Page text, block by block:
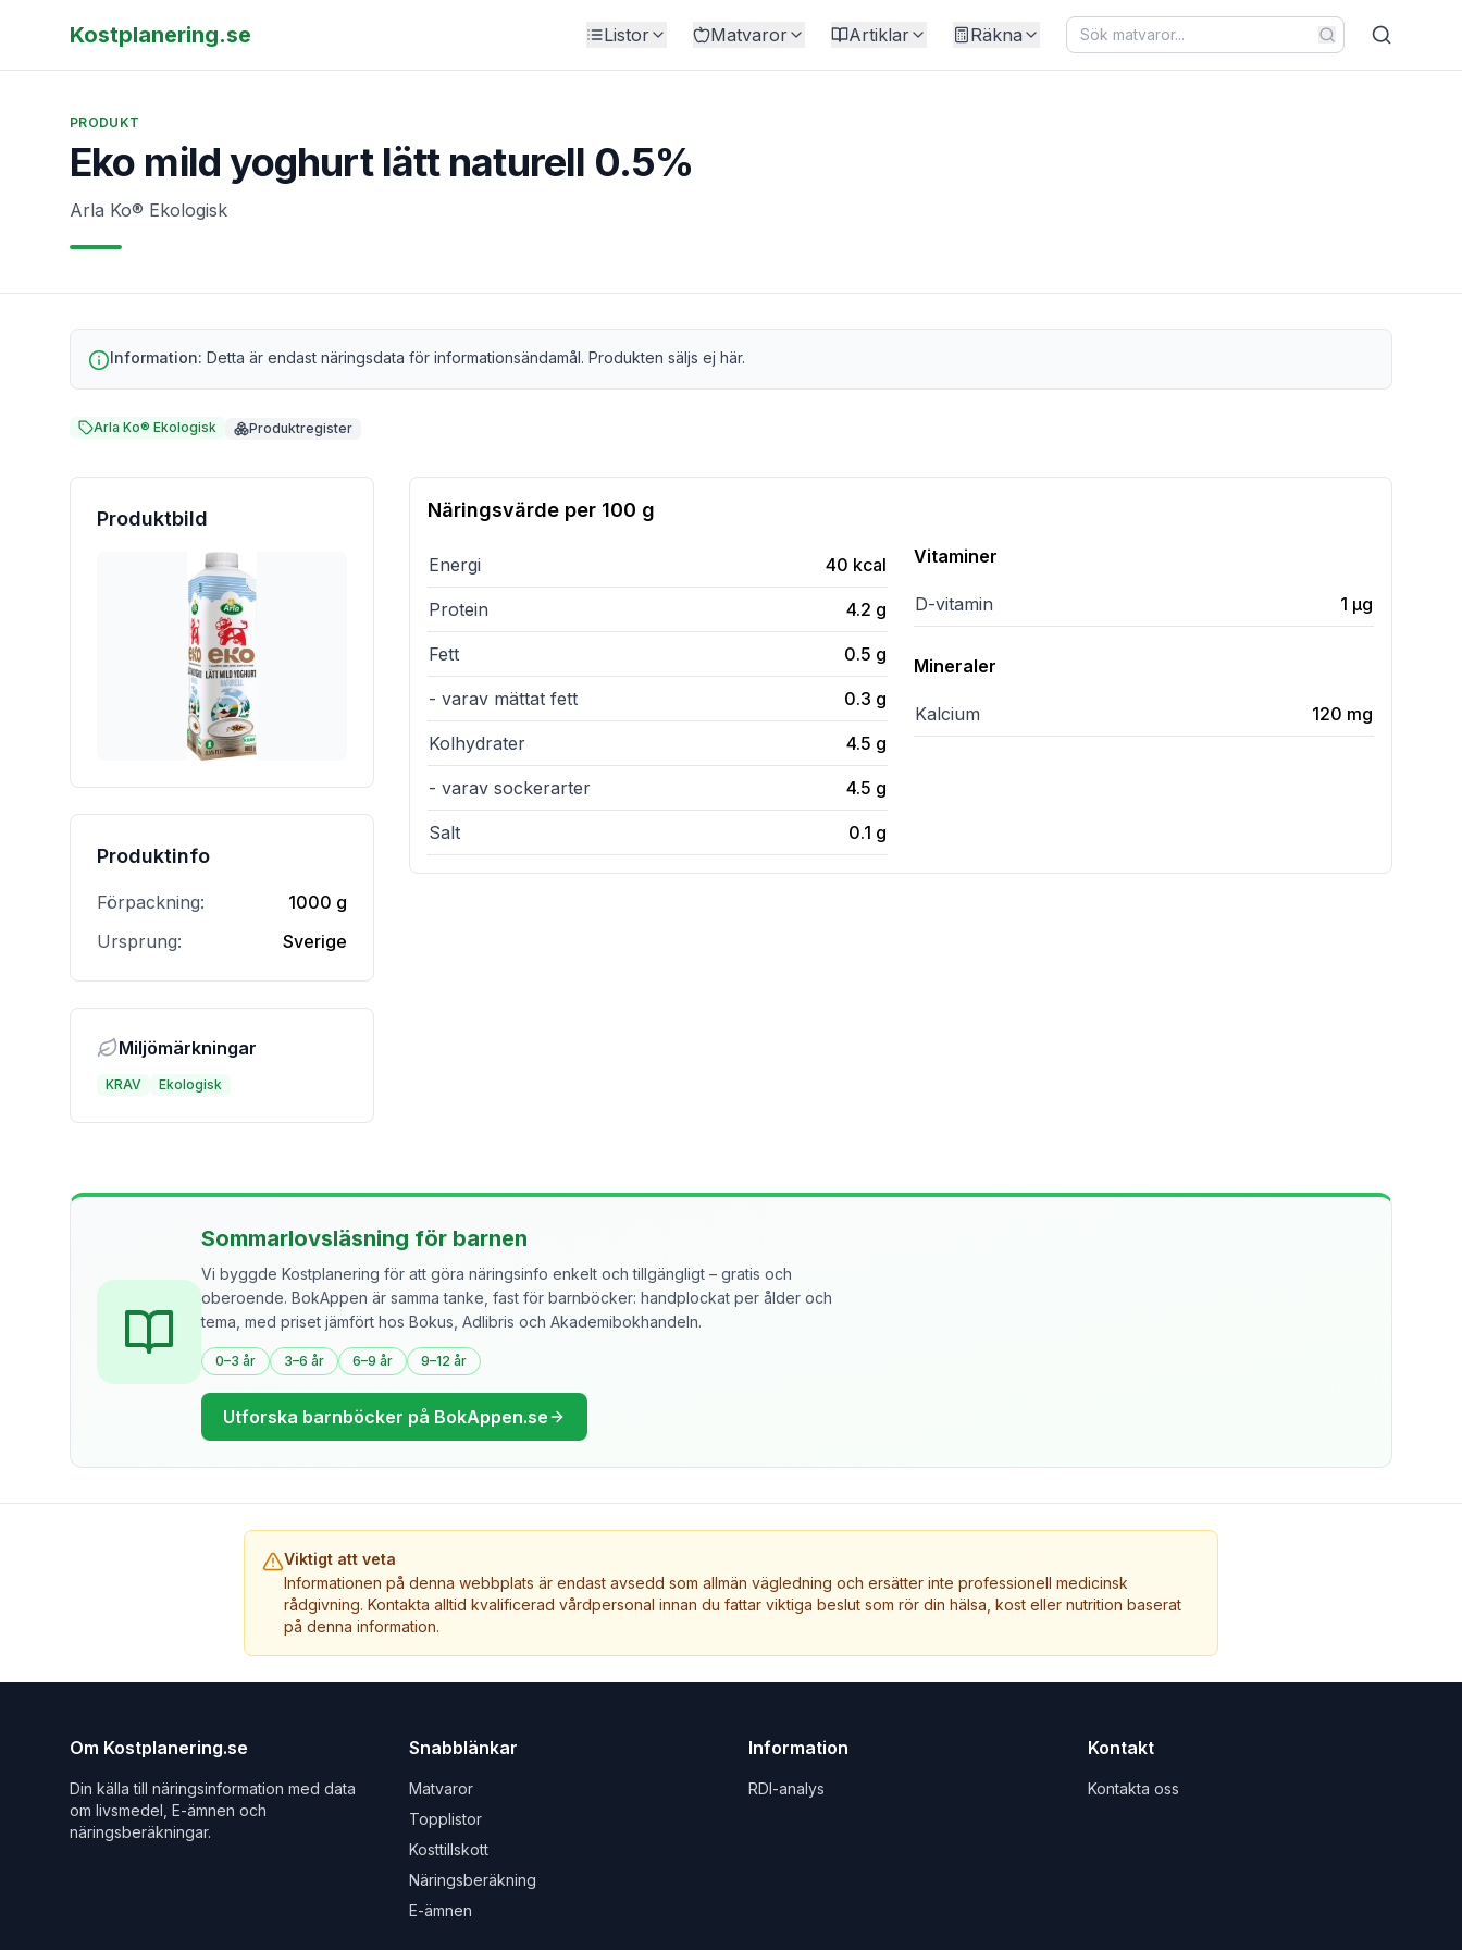
Kostplanering.se Listor Matvaror Artiklar Räkna
PRODUKT
Eko mild yoghurt lätt naturell 0.5%
Arla Ko® Ekologisk
Information: Detta är endast näringsdata för informationsändamål. Produkten säljs ej här.
Arla Ko® Ekologisk Produktregister
Produktbild
Produktinfo
Förpackning:
1000 g
Ursprung:
Sverige
Miljömärkningar
KRAV Ekologisk
Näringsvärde per 100 g
Energi 40 kcal
Protein 4.2 g
Fett 0.5 g
- varav mättat fett 0.3 g
Kolhydrater 4.5 g
- varav sockerarter 4.5 g
Salt 0.1 g
Vitaminer
D-vitamin 1 µg
Mineraler
Kalcium 120 mg
Sommarlovsläsning för barnen
Vi byggde Kostplanering för att göra näringsinfo enkelt och tillgängligt – gratis och
oberoende. BokAppen är samma tanke, fast för barnböcker: handplockat per ålder och
tema, med priset jämfört hos Bokus, Adlibris och Akademibokhandeln.
0–3 år 3–6 år 6–9 år 9–12 år
Utforska barnböcker på BokAppen.se
Viktigt att veta
Informationen på denna webbplats är endast avsedd som allmän vägledning och ersätter inte professionell medicinsk
rådgivning. Kontakta alltid kvalificerad vårdpersonal innan du fattar viktiga beslut som rör din hälsa, kost eller nutrition baserat
på denna information.
Om Kostplanering.se
Din källa till näringsinformation med data
om livsmedel, E-ämnen och
näringsberäkningar.
Snabblänkar
Matvaror
Topplistor
Kosttillskott
Näringsberäkning
E-ämnen
Information
RDI-analys
Kontakt
Kontakta oss